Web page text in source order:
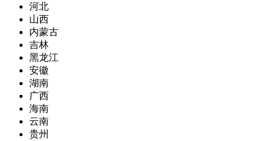
河北
山西
内蒙古
吉林
黑龙江
安徽
湖南
广西
海南
云南
贵州